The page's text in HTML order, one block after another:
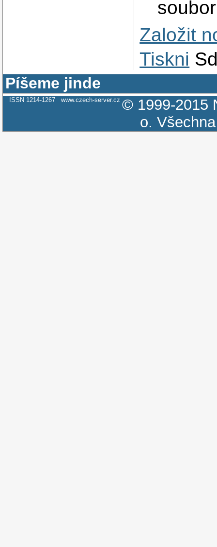
Založit
Tiskni
Píšeme jinde
ISSN 1214-1267 www.czech-server.cz © 1999-2015
o.